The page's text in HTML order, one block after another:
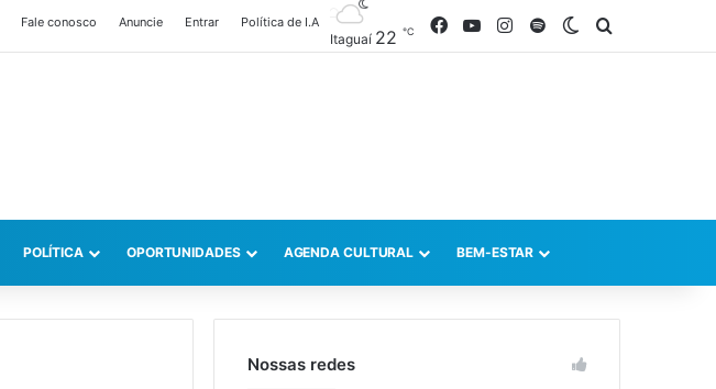
Fale conosco Anuncie Entrar Política de I.A
Itaguaí 22 ℃ FacebookYouTubeInstagram
SpotifySwitch skin
POLÍTICA OPORTUNIDADES AGENDA CULTURAL BEM-ESTAR
Nossas redes